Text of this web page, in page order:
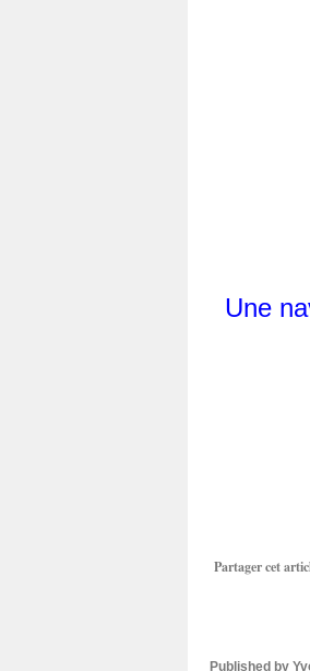
Une
Partager cet
Published by